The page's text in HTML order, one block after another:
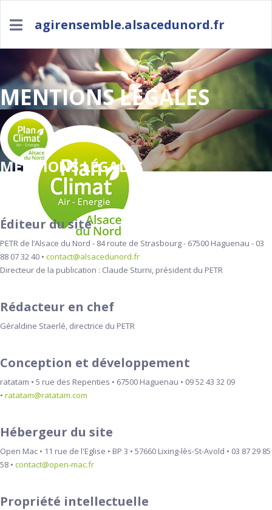
agirensemble.alsacedunord.fr
MENTIONS LÉGALES
MENTIONS LÉGALES
Éditeur du site
PETR de l’Alsace du Nord - 84 route de Strasbourg - 67500 Haguenau - 03
88 07 32 40 • contact@alsacedunord.fr
Directeur de la publication : Claude Sturni, président du PETR
Rédacteur en chef
Géraldine Staerlé, directrice du PETR
Conception et développement
ratatam • 5 rue des Repenties • 67500 Haguenau • 09 52 43 32 09
• ratatam@ratatam.com
Hébergeur du site
Open Mac • 11 rue de l'Eglise • BP 3 • 57660 Lixing-lès-St-Avold • 03 87 29 85
58 • contact@open-mac.fr
Propriété intellectuelle